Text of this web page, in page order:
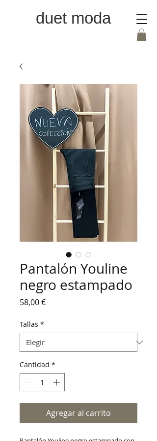
duet moda
Pantalón Youline
negro estampado
58,00 €Precio
Tallas *
Cantidad *
Agregar al carrito